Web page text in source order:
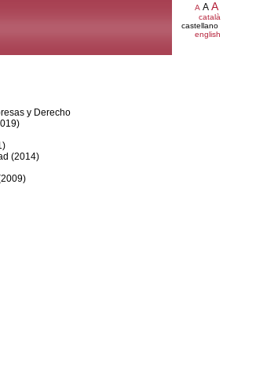
A A A
català
castellano
english
y Derecho
(2014)